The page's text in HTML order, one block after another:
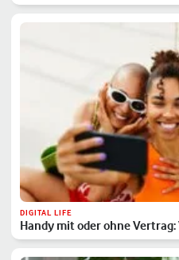
DIGITAL LIFE
Handy mit oder ohne